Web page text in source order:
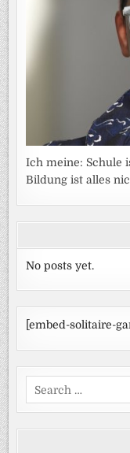
Ich meine: Schule
Bildung ist alles
No posts yet.
[embed-solitaire-
Search
for: